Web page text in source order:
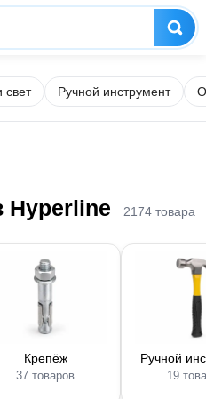
свет Ручной инструмент
Hyperline 2174 товара
Крепёж
37 товаров
Ручной
19